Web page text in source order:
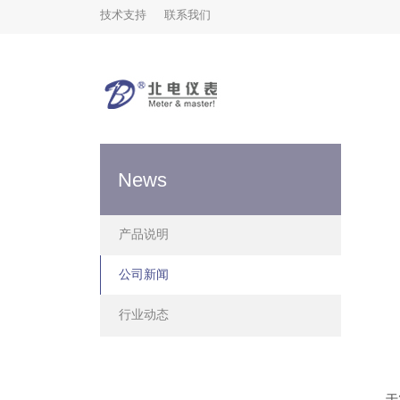
技术支持 联系我们
News
产品说明
公司新闻
行业动态